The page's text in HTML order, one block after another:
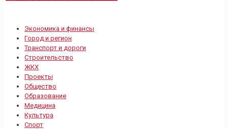
Экономика и финансы
Город и регион
Транспорт и дороги
Строительство
ЖКХ
Проекты
Общество
Образование
Медицина
Культура
Спорт